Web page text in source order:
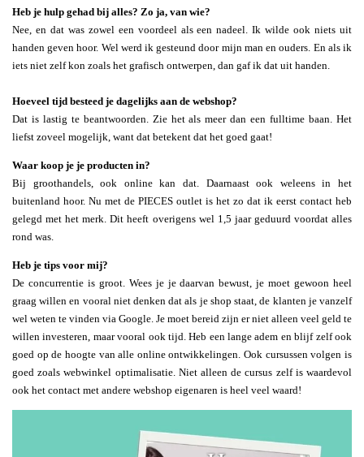
Heb je hulp gehad bij alles? Zo ja, van wie?
Nee, en dat was zowel een voordeel als een nadeel. Ik wilde ook niets uit
handen geven hoor. Wel werd ik gesteund door mijn man en ouders. En als ik
iets niet zelf kon zoals het grafisch ontwerpen, dan gaf ik dat uit handen.
Hoeveel tijd besteed je dagelijks aan de webshop?
Dat is lastig te beantwoorden. Zie het als meer dan een fulltime baan. Het
liefst zoveel mogelijk, want dat betekent dat het goed gaat!
Waar koop je je producten in?
Bij groothandels, ook online kan dat. Daarnaast ook weleens in het
buitenland hoor. Nu met de PIECES outlet is het zo dat ik eerst contact heb
gelegd met het merk. Dit heeft overigens wel 1,5 jaar geduurd voordat alles
rond was.
Heb je tips voor mij?
De concurrentie is groot. Wees je je daarvan bewust, je moet gewoon heel
graag willen en vooral niet denken dat als je shop staat, de klanten je vanzelf
wel weten te vinden via Google. Je moet bereid zijn er niet alleen veel geld te
willen investeren, maar vooral ook tijd. Heb een lange adem en blijf zelf ook
goed op de hoogte van alle online ontwikkelingen. Ook cursussen volgen is
goed zoals webwinkel optimalisatie. Niet alleen de cursus zelf is waardevol
ook het contact met andere webshop eigenaren is heel veel waard!